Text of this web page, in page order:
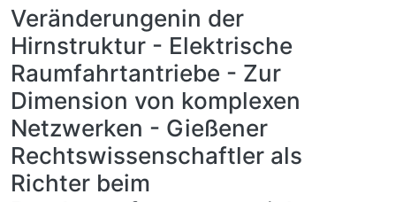
Veränderungenin der
Hirnstruktur - Elektrische
Raumfahrtantriebe - Zur
Dimension von komplexen
Netzwerken - Gießener
Rechtswissenschaftler als
Richter beim